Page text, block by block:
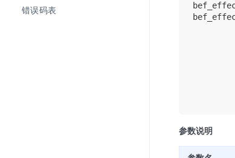
错误码表
参数说明